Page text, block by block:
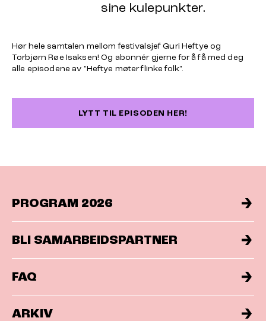
sine kulepunkter.
Hør hele samtalen mellom festivalsjef Guri Heftye og
Torbjørn Røe Isaksen! Og abonnér gjerne for å få med deg
alle episodene av "Heftye møter flinke folk".
LYTT TIL EPISODEN HER!
PROGRAM 2026
BLI SAMARBEIDSPARTNER
FAQ
ARKIV